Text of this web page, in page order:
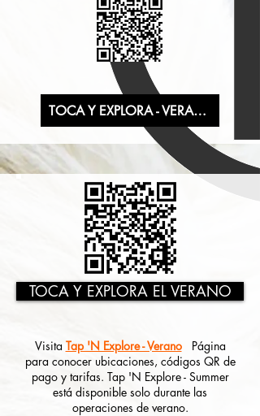
TOCA Y EXPLORA - VERANO
TOCA Y EXPLORA EL VERANO
Visita Tap 'N Explore - Verano
Página
para conocer ubicaciones, códigos QR de
pago y tarifas. Tap 'N Explore - Summer
está disponible solo durante las
operaciones de verano.